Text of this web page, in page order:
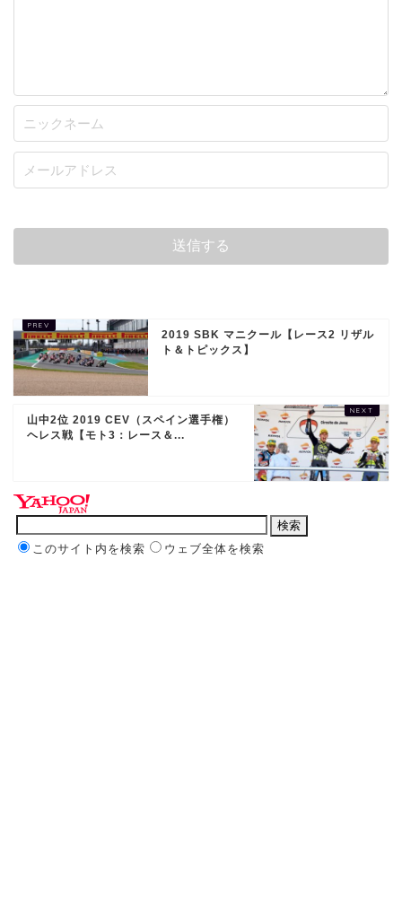
2019 SBK マニクール【レース2 リザル
ト＆トピックス】
山中2位 2019 CEV（スペイン選手権）
ヘレス戦【モト3：レース＆...
このサイト内を検索 ウェブ全体を検索